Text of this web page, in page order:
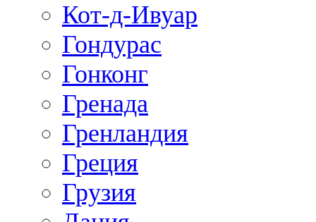
Кот-д-Ивуар
Гондурас
Гонконг
Гренада
Гренландия
Греция
Грузия